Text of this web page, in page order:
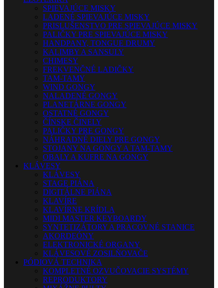
SPIEVAJÚCE MISKY
LADENÉ SPIEVAJÚCE MISKY
PRISLUŠENSTVO PRE SPIEVAJÚCE MISKY
PALIČKY PRE SPIEVAJÚCE MISKY
HANDPANY, TONGUE DRUMY
KALIMBY A SANSULY
CHIMESY
FREKVENČNÉ LADIČKY
TAM-TAMY
WIND GONGY
NALADENÉ GONGY
PLANETÁRNE GONGY
OSTATNÉ GONGY
ČÍNSKE ČINELY
PALIČKY PRE GONGY
NÁHRADNÉ DIELY PRE GONGY
STOJANY NA GONGY A TAM-TAMY
OBALY A KUFRE NA GONGY
KLÁVESY
KLÁVESY
STAGE PIÁNA
DIGITÁLNE PIÁNA
KLAVÍRE
KLAVÍRNE KRÍDLA
MIDI MASTER KEYBOARDY
SYNTETIZÁTORY A PRACOVNÉ STANICE
AKORDEÓNY
ELEKTRONICKÉ ORGANY
KLÁVESOVÉ ZOSILŇOVAČE
PÓDIOVÁ TECHNIKA
KOMPLETNÉ OZVUČOVACIE SYSTÉMY
REPRODUKTORY